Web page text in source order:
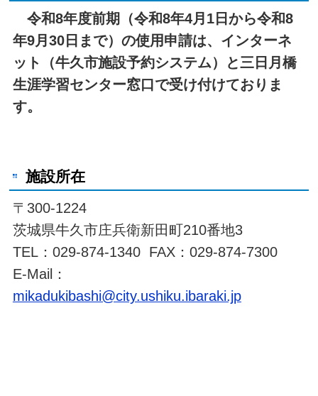
令和8年度前期（令和8年4月1日から令和8
年9月30日まで）の使用申請は、インターネ
ット（牛久市施設予約システム）と三日月橋
生涯学習センター窓口で受け付けておりま
す。
施設所在
〒300-1224
茨城県牛久市庄兵衛新田町210番地3
TEL：029-874-1340 FAX：029-874-7300
E-Mail：
mikadukibashi@city.ushiku.ibaraki.jp